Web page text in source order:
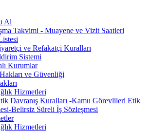
Al
Takvimi - Muayene ve Vizit Saatleri
ve Refakatçi Kuralları
Sistemi
Kurumlar
ve Güvenliği
Hizmetleri
Davranış Kuralları -Kamu Görevlileri Etik
Belirsiz Süreli İş Sözleşmesi
Hizmetleri